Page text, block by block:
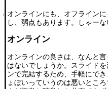
オンラインにも、オフライン
し、弱点もあります。しゃー
オンライン
オンラインの良さは、なんと
はないでしょうか。スライド
ンで完結するため、手軽にで
ょぼいっていうのは悪いとこ